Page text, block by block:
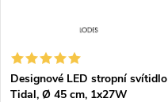
í
p
s
Designové LED stropní svítidlo
Tidal, Ø 45 cm, 1x27W